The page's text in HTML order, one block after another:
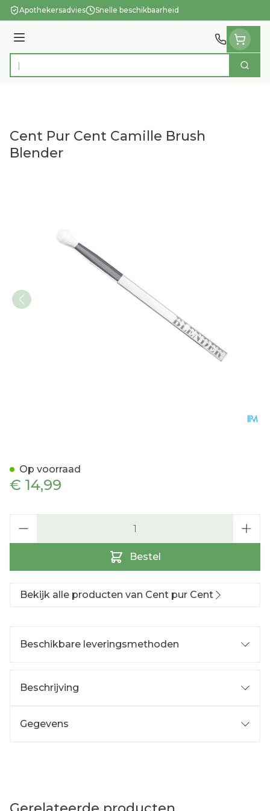
Ga naar de inhoud
Apothekersadvies Snelle beschikbaarheid
Menu
Product, merk, categorie... Zoek
Cent Pur Cent Camille Brush
Blender
€ 14,99
Bestel
Op voorraad
Bekijk alle producten van Cent pur Cent
Beschikbare leveringsmethoden
Beschrijving
Gegevens